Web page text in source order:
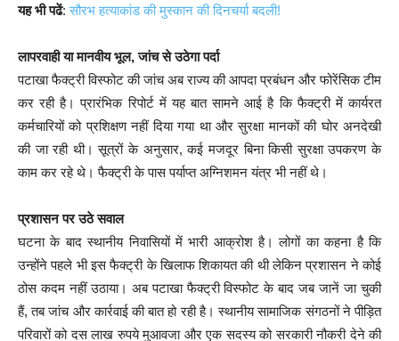
यह भी पढें:सौरभ हत्याकांड की मुस्कान की दिनचर्या बदली!
लापरवाही या मानवीय भूल, जांच से उठेगा पर्दा
पटाखा फैक्ट्री विस्फोट की जांच अब राज्य की आपदा प्रबंधन और फोरेंसिक टीम
कर रही है। प्रारंभिक रिपोर्ट में यह बात सामने आई है कि फैक्ट्री में कार्यरत
कर्मचारियों को प्रशिक्षण नहीं दिया गया था और सुरक्षा मानकों की घोर अनदेखी
की जा रही थी। सूत्रों के अनुसार, कई मजदूर बिना किसी सुरक्षा उपकरण के
काम कर रहे थे। फैक्ट्री के पास पर्याप्त अग्निशमन यंत्र भी नहीं थे।
प्रशासन पर उठे सवाल
घटना के बाद स्थानीय निवासियों में भारी आक्रोश है। लोगों का कहना है कि
उन्होंने पहले भी इस फैक्ट्री के खिलाफ शिकायत की थी लेकिन प्रशासन ने कोई
ठोस कदम नहीं उठाया। अब पटाखा फैक्ट्री विस्फोट के बाद जब जानें जा चुकी
हैं, तब जांच और कार्रवाई की बात हो रही है। स्थानीय सामाजिक संगठनों ने पीड़ित
परिवारों को दस लाख रुपये मुआवजा और एक सदस्य को सरकारी नौकरी देने की